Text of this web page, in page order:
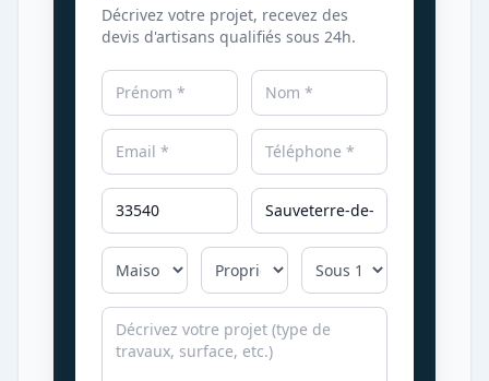
Décrivez votre projet, recevez des
devis d'artisans qualifiés sous 24h.